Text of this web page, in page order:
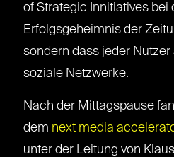
of Strategic Innitiatives bei
Erfolgsgeheimnis der
sondern dass jeder
soziale Netzwerke.
Nach der Mittagspause
dem next media
unter der Leitung von